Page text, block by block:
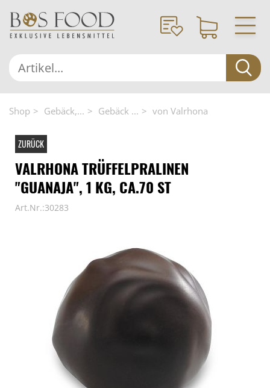
Shop Gebäck,... Gebäck ... von Valrhona
ZURÜCK
VALRHONA TRÜFFELPRALINEN
"GUANAJA", 1 KG, CA.70 ST
Art.Nr.:30283